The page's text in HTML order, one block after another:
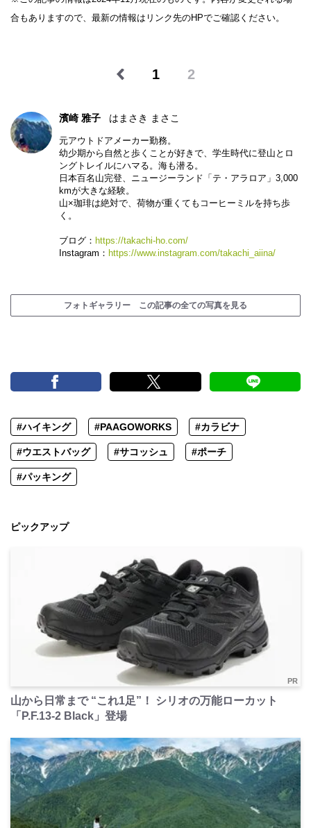
合もありますので、最新の情報はリンク先のHPでご確認ください。
1 2
濱崎 雅子 はまさき まさこ
元アウトドアメーカー勤務。
幼少期から自然と歩くことが好きで、学生時代に登山とロ
ングトレイルにハマる。海も潜る。
日本百名山完登、ニュージーランド「テ・アラロア」3,000
kmが大きな経験。
山×珈琲は絶対で、荷物が重くてもコーヒーミルを持ち歩
く。
ブログ： https://takachi-ho.com/
Instagram： https://www.instagram.com/takachi_aiina/
フォトギャラリー この記事の全ての写真を見る
#ハイキング #PAAGOWORKS #カラビナ
#ウエストバッグ #サコッシュ #ポーチ
#パッキング
ピックアップ
PR
山から日常まで “これ1足”！ シリオの万能ローカット
「P.F.13-2 Black」登場